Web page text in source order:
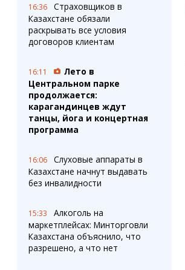
16:36
Страховщиков в
Казахстане обязали
раскрывать все условия
договоров клиентам
16:11
Лето в
Центральном парке
продолжается:
карагандинцев ждут
танцы, йога и концертная
программа
16:06
Слуховые аппараты в
Казахстане начнут выдавать
без инвалидности
15:33
Алкоголь на
маркетплейсах: Минторговли
Казахстана объяснило, что
разрешено, а что нет